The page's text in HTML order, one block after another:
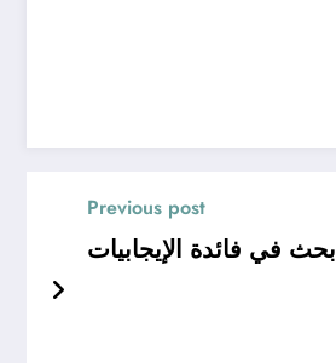
Previous post
بحث في فائدة الإيجابيات